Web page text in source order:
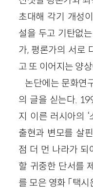
초대해 각기 개성
설을 두고 기탄없
가, 평론가의 서로
고 또 이어지는 양
논단에는 문화연
의 글을 싣는다.
지 이른 러시아의 ‘
출현과 변모를 살
점 더 먼 나라가 되
할 귀중한 단서를
를 모은 영화 「택시